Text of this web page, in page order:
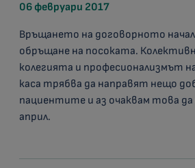
06 февруари 2017
Връщането на договорното
обръщане на посоката.
колегията и професионализмът
каса трябва да направят нещо
пациентите и аз очаквам това да
април.